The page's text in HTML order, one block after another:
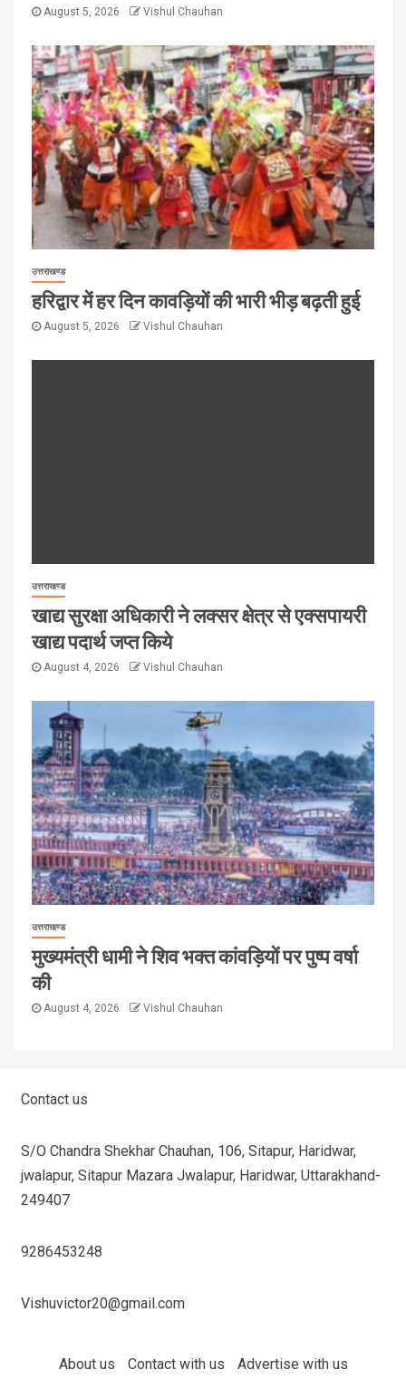
August 5, 2026 Vishul Chauhan
उत्तराखण्ड
हरिद्वार में हर दिन कावड़ियों की भारी भीड़ बढ़ती हुई
August 5, 2026 Vishul Chauhan
उत्तराखण्ड
खाद्य सुरक्षा अधिकारी ने लक्सर क्षेत्र से एक्सपायरी
खाद्य पदार्थ जप्त किये
August 4, 2026 Vishul Chauhan
उत्तराखण्ड
मुख्यमंत्री धामी ने शिव भक्त कांवड़ियों पर पुष्प वर्षा
की
August 4, 2026 Vishul Chauhan
Contact us
S/O Chandra Shekhar Chauhan, 106, Sitapur, Haridwar,
jwalapur, Sitapur Mazara Jwalapur, Haridwar, Uttarakhand-
249407
9286453248
Vishuvictor20@gmail.com
About us Contact with us Advertise with us